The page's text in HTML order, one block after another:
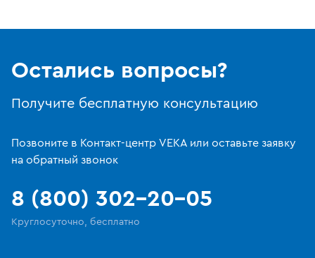
Остались вопросы?
Получите бесплатную консультацию
Позвоните в Контакт-центр VEKA или оставьте заявку
на обратный звонок
8 (800) 302-20-05
Круглосуточно, бесплатно